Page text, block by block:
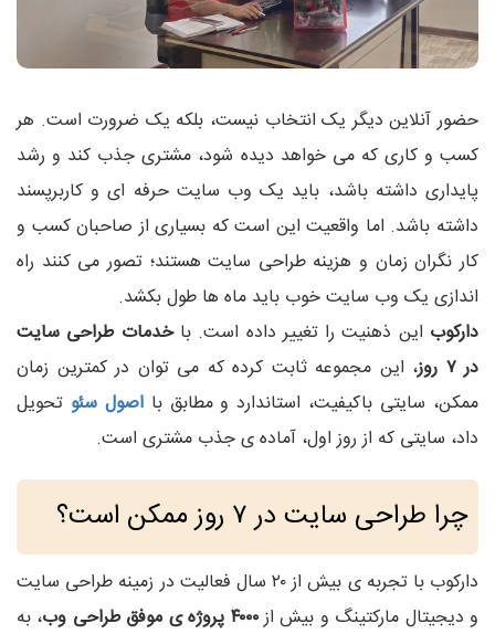
حضور آنلاین دیگر یک انتخاب نیست، بلکه یک ضرورت است. هر
کسب‌ و کاری که می‌ خواهد دیده شود، مشتری جذب کند و رشد
پایداری داشته باشد، باید یک وب‌ سایت حرفه‌ ای و کاربرپسند
داشته باشد. اما واقعیت این است که بسیاری از صاحبان کسب‌ و
کار نگران زمان و هزینه طراحی سایت هستند؛ تصور می‌ کنند راه‌
اندازی یک وب‌ سایت خوب باید ماه‌ ها طول بکشد.
دارکوب این ذهنیت را تغییر داده است. باخدمات طراحی سایت
در ۷ روز
، این مجموعه ثابت کرده که می‌ توان در کمترین زمان
ممکن، سایتی باکیفیت، استاندارد و مطابق با اصول سئو تحویل
داد، سایتی که از روز اول، آماده‌ ی جذب مشتری است.
چرا طراحی سایت در ۷ روز ممکن است؟
دارکوب با تجربه‌ ی بیش از ۲۰ سال فعالیت در زمینه طراحی سایت
و دیجیتال مارکتینگ و بیش از۴۰۰۰ پروژه‌ ی موفق طراحی وب
، به